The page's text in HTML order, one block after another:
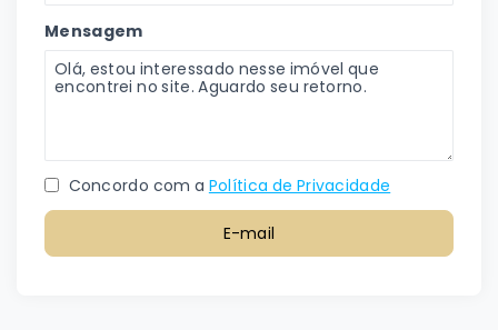
Mensagem
Concordo com a Política de Privacidade
E-mail